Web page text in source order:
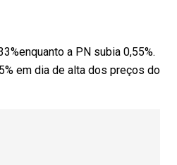
a PN subia 0,55%.
em dia de alta dos preços do